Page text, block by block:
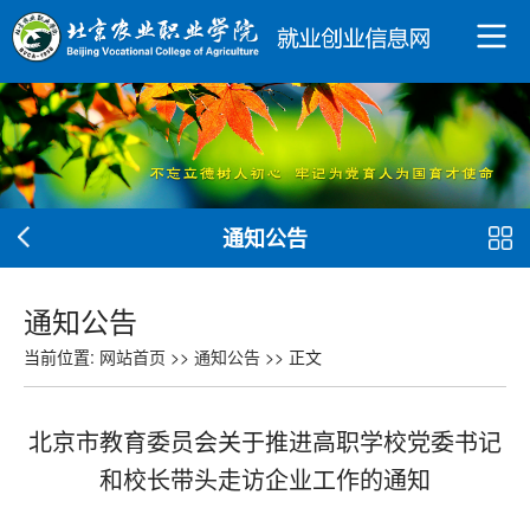
通知公告
通知公告
当前位置: 网站首页 >> 通知公告 >> 正文
北京市教育委员会关于推进高职学校党委书记
和校长带头走访企业工作的通知